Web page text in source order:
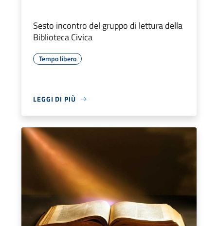
Sesto incontro del gruppo di lettura della
Biblioteca Civica
Tempo libero
LEGGI DI PIÙ